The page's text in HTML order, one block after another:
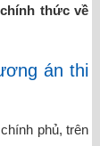
thức về
án thi
phủ, trên